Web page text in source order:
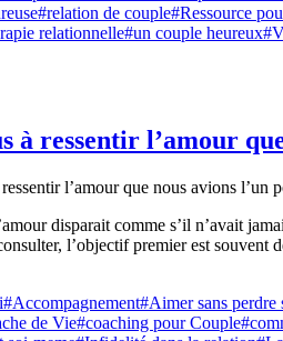
#relation de couple#Ressource
relationnelle#un couple heureux
à ressentir l’amour
disparait comme s’il n’avait
l’objectif premier est souvent
#Accompagnement#Aimer sans perdre
de Vie#coaching pour Couple